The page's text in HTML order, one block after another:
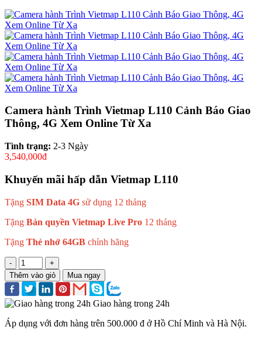
Camera hành Trình Vietmap L110 Cảnh Báo Giao
Thông, 4G Xem Online Từ Xa
Tình trạng: 2-3 Ngày
3,540,000đ
Khuyến mãi hấp dẫn Vietmap L110
Tặng SIM Data 4G sử dụng 12 tháng
Tặng Bản quyền Vietmap Live Pro 12 tháng
Tặng Thẻ nhớ 64GB chính hãng
-
+
Thêm vào giỏ
Mua ngay
Giao hàng trong 24h
Áp dụng với đơn hàng trên 500.000 đ ở Hồ Chí Minh và Hà Nội.